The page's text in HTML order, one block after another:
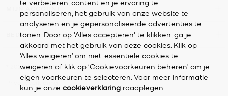
BEDRIJF
2026Michael Kors
Privacyverklaring
te verbeteren, content en je ervaring te
personaliseren, het gebruik van onze website te
analyseren en je gepersonaliseerde advertenties te
tonen. Door op 'Alles accepteren' te klikken, ga je
akkoord met het gebruik van deze cookies. Klik op
‘Alles weigeren’ om niet-essentiële cookies te
weigeren of klik op ‘Cookievoorkeuren beheren’ om je
eigen voorkeuren te selecteren. Voor meer informatie
kun je onze cookieverklaringraadplegen.